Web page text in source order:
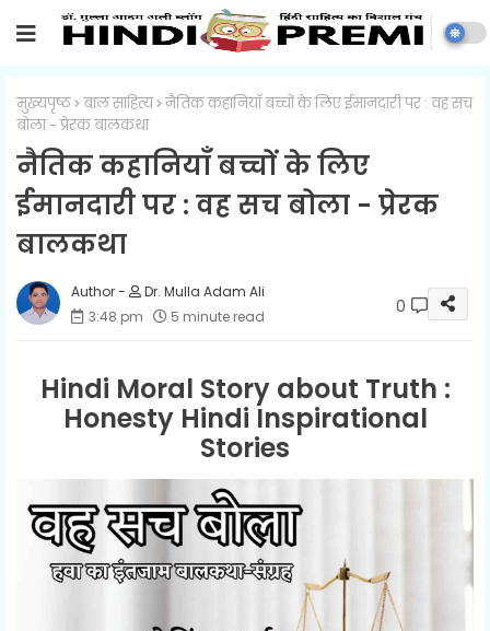
मुख्यपृष्ठ बाल साहित्य नैतिक कहानियाँ बच्चों के लिए ईमानदारी पर : वह सच
बोला - प्रेरक बालकथा
नैतिक कहानियाँ बच्चों के लिए
ईमानदारी पर : वह सच बोला - प्रेरक
बालकथा
Dr. Mulla Adam Ali
3:48 pm
5 minute read 0
Hindi Moral Story about Truth :
Honesty Hindi Inspirational
Stories